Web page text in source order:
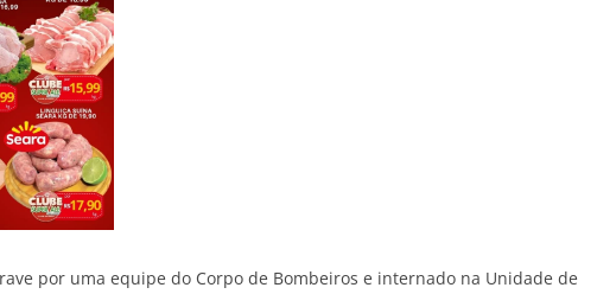
por uma equipe do Corpo de Bombeiros e internado na Unidade de